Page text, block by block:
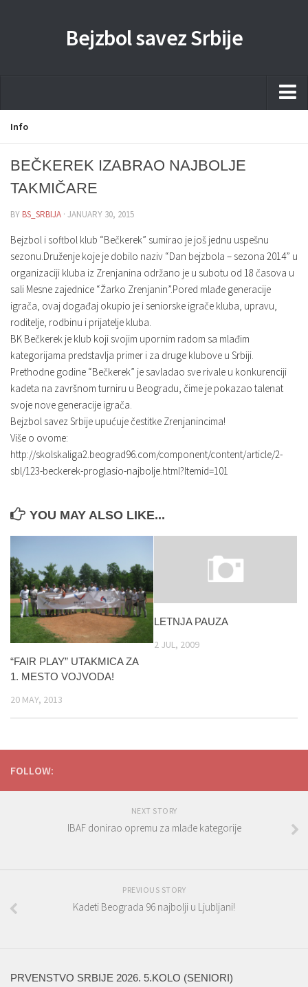
Bejzbol savez Srbije
Home
Liga
Kontakti Timova
Javne nabavke
Kontakt
Info
BEČKEREK IZABRAO NAJBOLJE
TAKMIČARE
BY BS_SRBIJA · JANUARY 30, 2015
Bejzbol i softbol klub “Bečkerek” sumirao je još jednu uspešnu
sezonu.Druženje koje je dobilo naziv “Dan bejzbola – sezona 2014” u
organizaciji kluba iz Zrenjanina održano je u subotu od 18 časova u
sali Mesne zajednice “Žarko Zrenjanin”.Pored mlađe generacije
igrača, ovaj događaj okupio je i seniorske igrače kluba, upravu,
roditelje, rodbinu i prijatelje kluba.
BK Bečkerek je klub koji svojim upornim radom sa mlađim
kategorijama predstavlja primer i za druge klubove u Srbiji.
Prethodne godine “Bečkerek” je savladao sve rivale u konkurenciji
kadeta na završnom turniru u Beogradu, čime je pokazao talenat
svoje nove generacije igrača.
Bejzbol savez Srbije upućuje čestitke Zrenjanincima!
Više o ovome:
http://skolskaliga2.beograd96.com/component/content/article/2-
sbl/123-beckerek-proglasio-najbolje.html?Itemid=101
YOU MAY ALSO LIKE...
“FAIR PLAY” UTAKMICA ZA
1. MESTO VOJVODA!
20 MAY, 2013
LETNJA PAUZA
2 JUL, 2009
FOLLOW:
NEXT STORY
IBAF donirao opremu za mlađe kategorije
PREVIOUS STORY
Kadeti Beograda 96 najbolji u Ljubljani!
PRVENSTVO SRBIJE 2026. 5.KOLO (SENIORI)